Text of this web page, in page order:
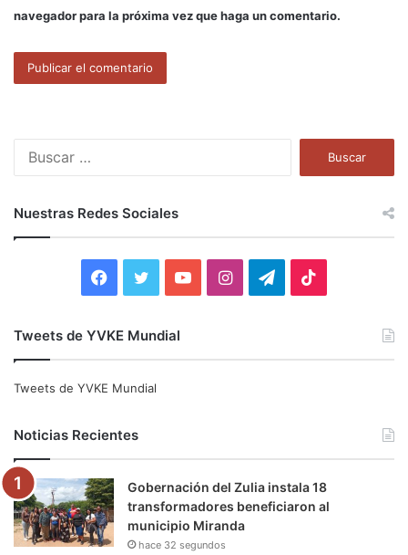
navegador para la próxima vez que haga un comentario.
:
Nuestras Redes Sociales
e
o
o
t
e
r
b
e
I
g
r
a
r
a
k
Tweets de YVKE Mundial
Tweets de YVKE Mundial
Noticias Recientes
Gobernación del Zulia instala 18
transformadores beneficiaron al
municipio Miranda
hace 32 segundos